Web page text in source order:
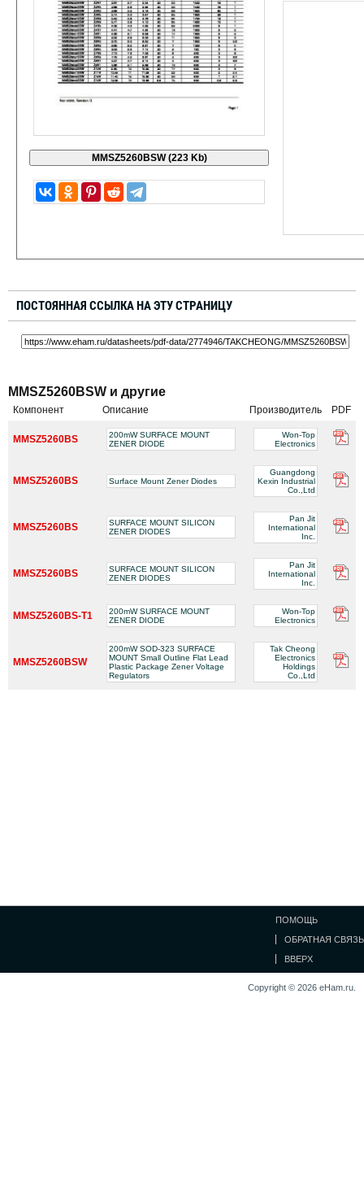
ПОСТОЯННАЯ ССЫЛКА НА ЭТУ СТРАНИЦУ
MMSZ5260BSW и другие
Компонент Описание Производитель PDF
MMSZ5260BS
200mW SURFACE MOUNT
ZENER DIODE
Won-Top
Electronics
MMSZ5260BS Surface Mount Zener Diodes
Guangdong
Kexin Industrial
Co.,Ltd
MMSZ5260BS
SURFACE MOUNT SILICON
ZENER DIODES
Pan Jit
International
Inc.
MMSZ5260BS
SURFACE MOUNT SILICON
ZENER DIODES
Pan Jit
International
Inc.
MMSZ5260BS-T1
200mW SURFACE MOUNT
ZENER DIODE
Won-Top
Electronics
MMSZ5260BSW
200mW SOD-323 SURFACE
MOUNT Small Outline Flat Lead
Plastic Package Zener Voltage
Regulators
Tak Cheong
Electronics
Holdings
Co.,Ltd
ПОМОЩЬ
ОБРАТНАЯ СВЯЗЬ
ВВЕРХ
Copyright © 2026 eHam.ru.